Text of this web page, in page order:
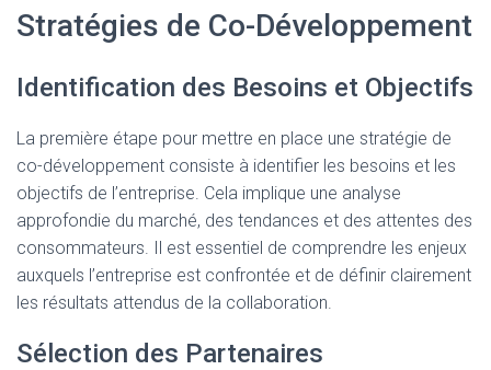
Stratégies de Co-Développement
Identification des Besoins et Objectifs
La première étape pour mettre en place une stratégie de
co-développement consiste à identifier les besoins et les
objectifs de l’entreprise. Cela implique une analyse
approfondie du marché, des tendances et des attentes des
consommateurs. Il est essentiel de comprendre les enjeux
auxquels l’entreprise est confrontée et de définir clairement
les résultats attendus de la collaboration.
Sélection des Partenaires